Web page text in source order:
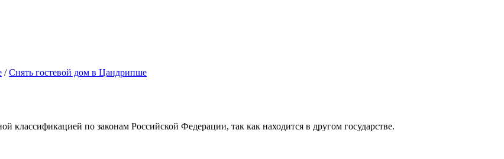
/Снять гостевой дом в Цандрипше
классификацией по законам Российской Федерации, так как находится в другом государстве.